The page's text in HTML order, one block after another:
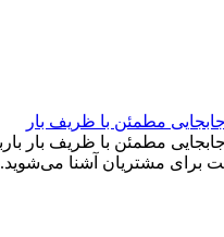
مطمئن با ظریف بار
مطمئن با ظریف بار
برای مشتریان آشنا